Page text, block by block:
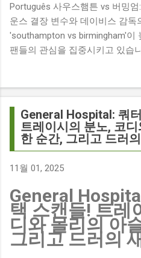
Português 사우스햄튼 vs 버밍
운스 결장 변수와 데이비스 감독
'southampton vs birmingham'이
팬들의 관심을 집중시키고 있습
다음과 같습니다. The 9 players
Birmingham City ft £7m striker
버밍엄 시티 경기에서 총 9명의
700만 파운드 스트라이커 데미
에게 큰 타격이 될 것으로 보입니
Match : 경기 당일 실시간 스코어
팬들의 높은 관심도를 반영합니
City boss says his side have to
from home : 버밍엄 시티의 크리
General Hospital: 쿼
트레이시의 분노, 코
한 순간, 그리고 드러
11월 01, 2025
General
택 스캔들! 트레
디와 몰리의 아
그리고 드러의